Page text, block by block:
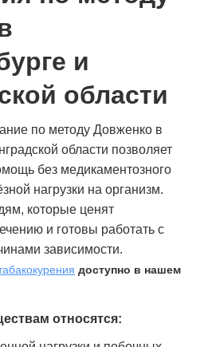
и
области
по методу Довженко в
области позволяет
без медикаментозного
нагрузки на организм.
которые ценят
и готовы работать с
зависимости.
доступно в нашем
относятся: